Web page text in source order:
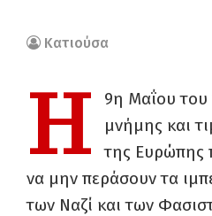
Κατιούσα
Η
9η Μαΐου του
μνήμης και
της Ευρώπης
να μην περάσουν τα
των Ναζί και των